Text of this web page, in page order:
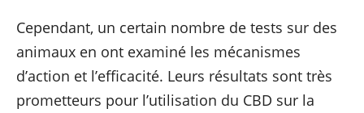
Cependant, un certain nombre de tests sur des
animaux en ont examiné les mécanismes
d’action et l’efficacité. Leurs résultats sont très
prometteurs pour l’utilisation du CBD sur la